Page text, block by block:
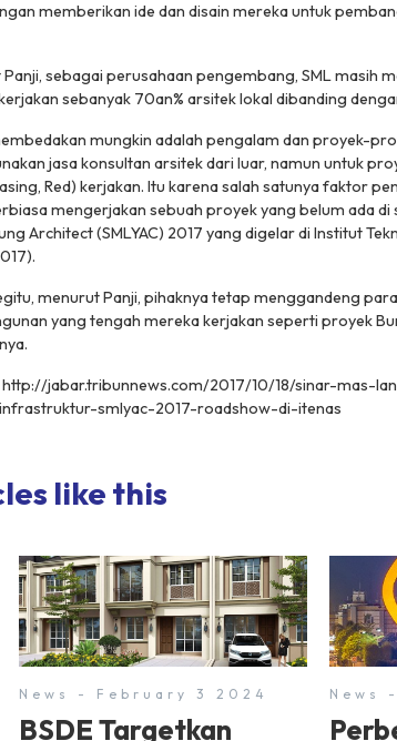
memberikan ide dan disain mereka untuk
Panji, sebagai perusahaan pengembang, SML masih
sebanyak 70an% arsitek lokal dibanding
mungkin adalah pengalam dan proyek-
jasa konsultan arsitek dari luar, namun untuk
Red) kerjakan. Itu karena salah satunya faktor
mengerjakan sebuah proyek yang belum ada di
Architect (SMLYAC) 2017 yang digelar di Institut
menurut Panji, pihaknya tetap menggandeng
yang tengah mereka kerjakan seperti proyek
http://jabar.tribunnews.com/2017/10/18/sinar-mas-
smlyac-2017-roadshow-di-itenas
like this
News - February 3 2024
BSDE Targetkan
News